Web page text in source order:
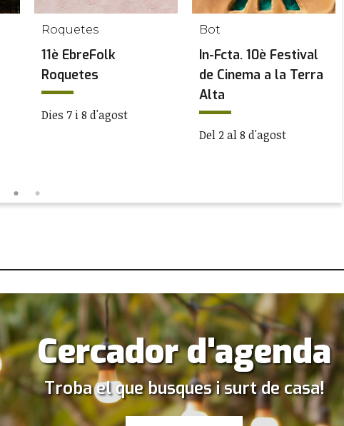
Roquetes
11è EbreFolk
Roquetes
Dies 7 i 8 d'agost
Bot
In-Fcta. 10è Festival
de Cinema a la Terra
Alta
Del 2 al 8 d'agost
Cercador d'agenda
Troba el que busques i surt de casa!